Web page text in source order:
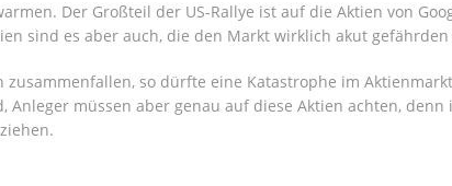
Der Großteil der US-Rallye ist auf die Aktien von
sind es aber auch, die den Markt wirklich akut gefährden
so dürfte eine Katastrophe im
Anleger müssen aber genau auf diese Aktien achten, denn